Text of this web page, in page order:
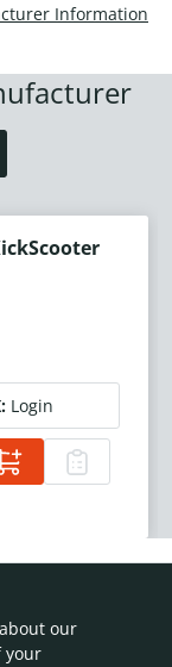
Information
Login
our
your